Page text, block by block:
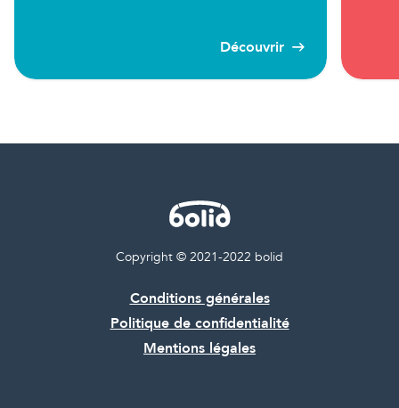
Découvrir
Copyright © 2021-2022 bolid
Conditions générales
Politique de confidentialité
Mentions légales